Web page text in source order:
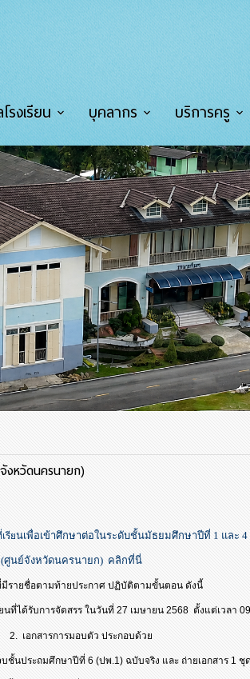
รงเรียน บุคลากร บริการครู
งหวัดนครนายก)
รียนเพื่อเข้าศึกษาต่อในระดับชั้นมัธยมศึกษาปีที่ 1 และ 4
(ศูนย์จังหวัดนครนายก) คลิกที่นี่
มีรายชื่อตามท้ายประกาศ ปฏิบัติตามขั้นตอน ดังนี้
ได้รับการจัดสรร ในวันที่ 27 เมษายน 2568 ตั้งแต่เวลา
เอกสารการมอบตัว ประกอบด้วย
ชั้นประถมศึกษาปีที่ 6 (ปพ.1) ฉบับจริง และ ถ่ายเอกสาร 1 ชุ